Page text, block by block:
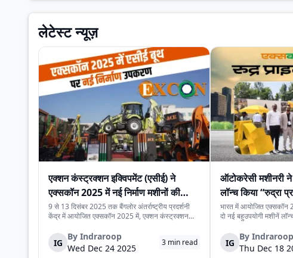
लेटेस्ट न्यूज़
एक्शन कंस्ट्रक्शन इक्विपमेंट (एसीई) ने
एक्सकॉन 2025 में नई निर्माण मशीनों की
श्रृंखला पेश की
9 से 13 दिसंबर 2025 तक बैंगलोर अंतर्राष्ट्रीय प्रदर्शनी
केंद्र में आयोजित एक्सकॉन 2025 में, एक्शन कंस्ट्रक्शन
पेश की। यह नई मशीनें निर्माण स्थलों पर काम की गति, सुरक्षा
और संचालन को बेहतर बना...
IG
By Indraroop
Wed Dec 24 2025
3 min read
ऑटोकरेसी मशीनरी
लॉन्च किया “रुद्रा
प्राइम मिनी”
भारत में आयोजित एक्सकॉन
दो नई बहुउपयोगी मशीनें
प्रोजेक्ट, यूटिलिटी
बनाई गई हैं, जहाँ साइट...
IG
By Indraroop
Thu Dec 18